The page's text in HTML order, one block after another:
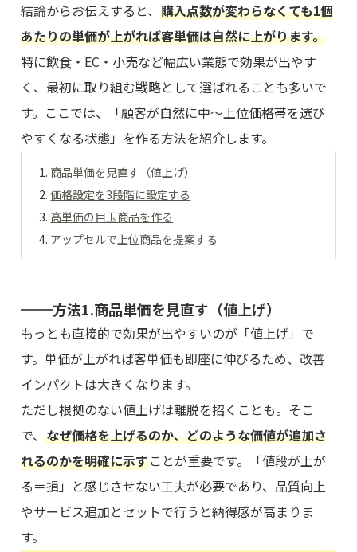
結論からお伝えすると、購入点数が変わらなくても1個
あたりの単価が上がれば客単価は自然に上がります。
特に飲食・EC・小売など幅広い業態で効果が出やす
く、最初に取り組む戦略として選ばれることも多いで
す。ここでは、「顧客が自然に中〜上位価格帯を選び
やすくなる状態」を作る方法を紹介します。
商品単価を見直す（値上げ）
価格設定を3段階に設定する
高単価の目玉商品を作る
アップセルで上位商品を提案する
方法1.商品単価を見直す（値上げ）
もっとも直接的で効果が出やすいのが「値上げ」で
す。単価が上がれば客単価も即座に伸びるため、改善
インパクトは大きくなります。
ただし根拠のない値上げは離脱を招くことも。そこ
で、なぜ価格を上げるのか、どのような価値が追加さ
れるのかを明確に示すことが重要です。「値段が上が
る＝損」と感じさせない工夫が必要であり、品質向上
やサービス追加とセットで行うと納得感が高まりま
す。